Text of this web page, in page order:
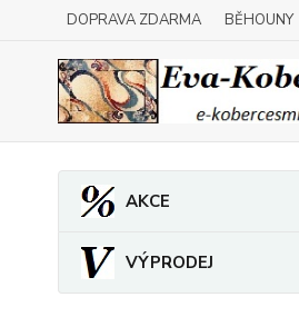
DOPRAVA ZDARMA BĚHOUNY
AKCE
VÝPRODEJ